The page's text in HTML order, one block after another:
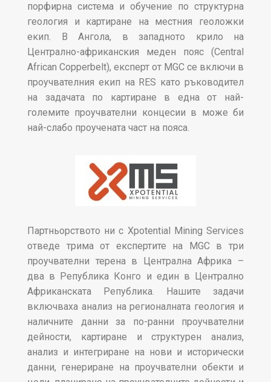
порфирна система и обучение по структурна
геология и картиране на местния геоложки
екип. В Ангола, в западното крило на
Централно-африканския меден пояс (Central
African Copperbelt), експерт от MGC се включи в
проучвателния екип на RES като ръководител
на задачата по картиране в една от най-
големите проучвателни концесии в може би
най-слабо проучената част на пояса.
Партньорството ни с Xpotential Mining Services
отведе трима от експертите на MGC в три
проучвателни терена в Централна Африка –
два в Република Конго и един в Централно
Африканската Република. Нашите задачи
включваха анализ на регионалната геология и
наличните данни за по-ранни проучвателни
дейности, картиране и структурен анализ,
анализ и интегриране на нови и исторически
данни, генериране на проучвателни обекти и